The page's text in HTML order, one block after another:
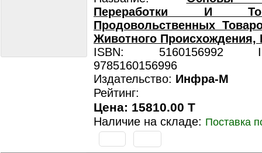
Переработки И
Продовольственных
Животного Происхождения,
ISBN: 5160156992
9785160156996
Издательство: Инфра-М
Рейтинг:
Цена: 15810.00 T
Наличие на складе: Поставка